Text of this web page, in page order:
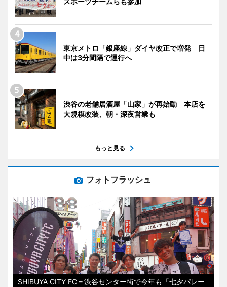
東京メトロ「銀座線」ダイヤ改正で増発 日
中は3分間隔で運行へ
渋谷の老舗居酒屋「山家」が再始動 本店を
大規模改装、朝・深夜営業も
もっと見る
フォトフラッシュ
SHIBUYA CITY FC＝渋谷センター街で今年も「七夕パレー